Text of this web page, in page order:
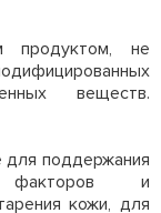
продуктом, не
веществ.
поддержания
факторов и
кожи, для